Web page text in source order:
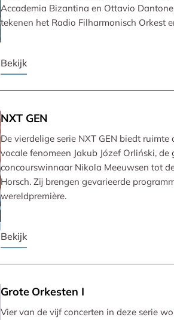
Accademia Bizantina en Ottavio
tekenen het Radio Filharmonisch Orkest
Bekijk
NXT GEN
De vierdelige serie NXT GEN biedt
vocale fenomeen Jakub Józef Orliński, de
concourswinnaar Nikola Meeuwsen tot
Horsch. Zij brengen gevarieerde
wereldpremière.
Bekijk
Grote Orkesten I
Vier van de vijf concerten in deze serie